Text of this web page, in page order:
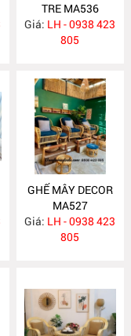
TRE MA536
Giá: LH - 0938 423
805
GHẾ MÂY DECOR
MA527
Giá: LH - 0938 423
805